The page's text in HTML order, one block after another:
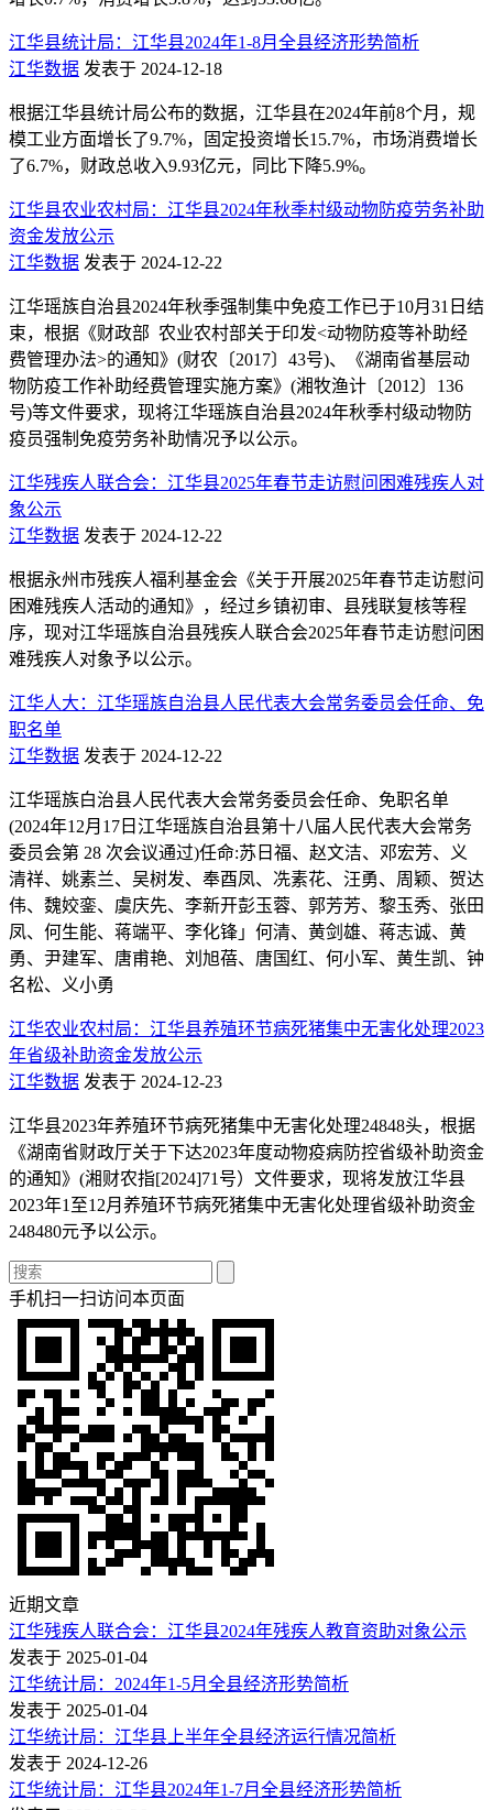
江华县统计局：江华县2024年1-8月全县经济形势简析
江华数据 发表于 2024-12-18
根据江华县统计局公布的数据，江华县在2024年前8个月，规
模工业方面增长了9.7%，固定投资增长15.7%，市场消费增长
了6.7%，财政总收入9.93亿元，同比下降5.9%。
江华县农业农村局：江华县2024年秋季村级动物防疫劳务补助
资金发放公示
江华数据 发表于 2024-12-22
江华瑶族自治县2024年秋季强制集中免疫工作已于10月31日结
束，根据《财政部 农业农村部关于印发<动物防疫等补助经
费管理办法>的通知》(财农〔2017〕43号)、《湖南省基层动
物防疫工作补助经费管理实施方案》(湘牧渔计〔2012〕136
号)等文件要求，现将江华瑶族自治县2024年秋季村级动物防
疫员强制免疫劳务补助情况予以公示。
江华残疾人联合会：江华县2025年春节走访慰问困难残疾人对
象公示
江华数据 发表于 2024-12-22
根据永州市残疾人福利基金会《关于开展2025年春节走访慰问
困难残疾人活动的通知》，经过乡镇初审、县残联复核等程
序，现对江华瑶族自治县残疾人联合会2025年春节走访慰问困
难残疾人对象予以公示。
江华人大：江华瑶族自治县人民代表大会常务委员会任命、免
职名单
江华数据 发表于 2024-12-22
江华瑶族白治县人民代表大会常务委员会任命、免职名单
(2024年12月17日江华瑶族自治县第十八届人民代表大会常务
委员会第 28 次会议通过)任命:苏日福、赵文洁、邓宏芳、义
清祥、姚素兰、吴树发、奉酉凤、冼素花、汪勇、周颖、贺达
伟、魏姣銮、虞庆先、李新开彭玉蓉、郭芳芳、黎玉秀、张田
凤、何生能、蒋端平、李化锋」何清、黄剑雄、蒋志诚、黄
勇、尹建军、唐甫艳、刘旭蓓、唐国红、何小军、黄生凯、钟
名松、义小勇
江华农业农村局：江华县养殖环节病死猪集中无害化处理2023
年省级补助资金发放公示
江华数据 发表于 2024-12-23
江华县2023年养殖环节病死猪集中无害化处理24848头，根据
《湖南省财政厅关于下达2023年度动物疫病防控省级补助资金
的通知》(湘财农指[2024]71号）文件要求，现将发放江华县
2023年1至12月养殖环节病死猪集中无害化处理省级补助资金
248480元予以公示。
手机扫一扫访问本页面
近期文章
江华残疾人联合会：江华县2024年残疾人教育资助对象公示
发表于 2025-01-04
江华统计局：2024年1-5月全县经济形势简析
发表于 2025-01-04
江华统计局：江华县上半年全县经济运行情况简析
发表于 2024-12-26
江华统计局：江华县2024年1-7月全县经济形势简析